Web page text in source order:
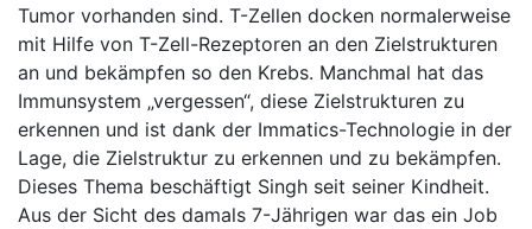
Tumor vorhanden sind. T-Zellen docken normalerweise
mit Hilfe von T-Zell-Rezeptoren an den Zielstrukturen
an und bekämpfen so den Krebs. Manchmal hat das
Immunsystem „vergessen“, diese Zielstrukturen zu
erkennen und ist dank der Immatics-Technologie in der
Lage, die Zielstruktur zu erkennen und zu bekämpfen.
Dieses Thema beschäftigt Singh seit seiner Kindheit.
Aus der Sicht des damals 7-Jährigen war das ein Job